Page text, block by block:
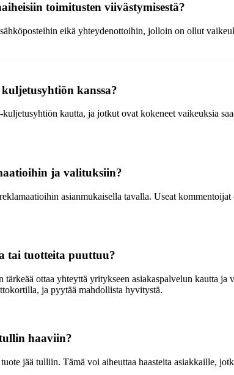
toimitusten viivästymisestä?
eikä yhteydenottoihin, jolloin on ollut
kanssa?
kautta, ja jotkut ovat kokeneet vaikeuksia
ja valituksiin?
asianmukaisella tavalla. Useat
tai tuotteita puuttuu?
ottaa yhteyttä yritykseen asiakaspalvelun kautta ja
ja pyytää mahdollista hyvitystä.
haaviin?
jää tulliin. Tämä voi aiheuttaa haasteita asiakkaille,